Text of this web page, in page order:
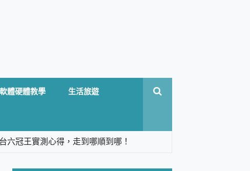
體硬體教學 生活旅遊
六冠王實測心得，走到哪順到哪！